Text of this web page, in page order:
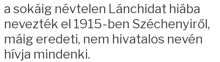
a sokáig névtelen Lánchidat hiába
nevezték el 1915-ben Széchenyiről,
máig eredeti, nem hivatalos nevén
hívja mindenki.